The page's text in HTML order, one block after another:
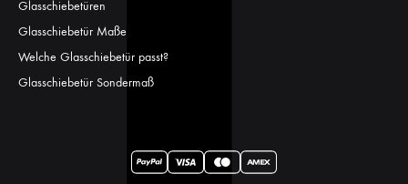
Glasschiebetüren
Glasschiebetür Maße
Welche Glasschiebetür passt?
Glasschiebetür Sondermaß